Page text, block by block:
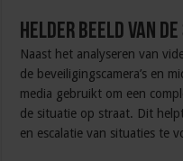
Helder beeld van
Naast het analyseren van
de beveiligingscamera’s en
media gebruikt om een
de situatie op straat. Dit
en escalatie van situaties te